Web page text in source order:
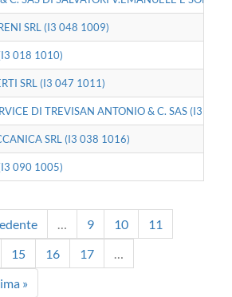
SRL (I3 048 1009)
018 1010)
SRL (I3 047 1011)
DI TREVISAN ANTONIO & C. SAS (I3 090
SRL (I3 038 1016)
090 1005)
9 10
11
15 16 17
»